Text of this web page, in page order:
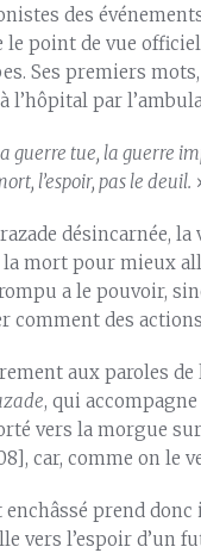
des
le point de vue
Ses premiers
l’hôpital par
guerre tue, la guerre
l’espoir, pas le deuil.
désincarnée,
la mort pour mieux
a le pouvoir,
comment des
aux paroles
, qui
vers la morgue
car, comme on le
enchâssé prend
vers l’espoir d’un